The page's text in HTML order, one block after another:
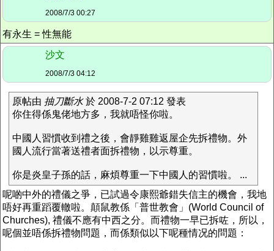
2008/7/3 00:27
有永生 = 性無能
沙文
2008/7/3 04:12
原帖由 抽刀斷水於 2008-7-2 07:12 發表
你住得係鬼佬地方多，我就唔怪你啦。
中國人習慣收到禮之後，會靜雞雞返屋企先拆禮物。外
國人流行當著送禮者面拆禮物，以示尊重。
你是炎皇子孫的話，麻煩尊重一下中國人的習慣啦。 ...
呢啲中外的禮儀之爭，已試過令康熙爺錯失信主的機會，我地
唔好再重蹈覆轍啦。顛鼠教係「普世教會」(World Council of
Churches), 禮儀不應有中西之分。而禮物一早已拆咗，所以，
呢個並唔係拆禮物問題，而係類似以下呢種情况的問題：